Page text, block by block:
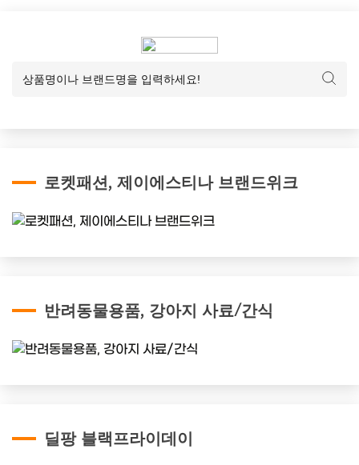
로켓패션, 제이에스티나 브랜드위크
반려동물용품, 강아지 사료/간식
딜팡 블랙프라이데이